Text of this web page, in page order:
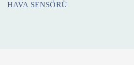
HAVA SENSÖRÜ